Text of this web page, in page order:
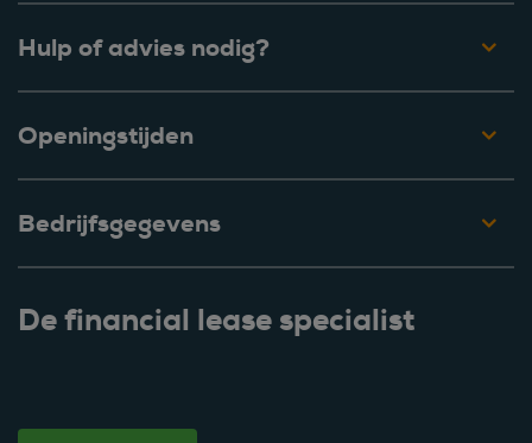
Hulp of advies nodig?
Openingstijden
Bedrijfsgegevens
De financial lease specialist